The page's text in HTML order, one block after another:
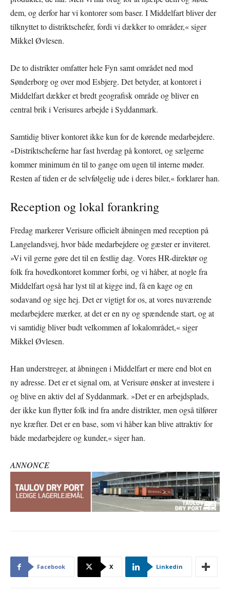
dem, og derfor har vi kontorer som baser. I Middelfart bliver der
tilknyttet to distriktschefer, fordi vi dækker to områder,« siger
Mikkel Øvlesen.
De to distrikter omfatter hele Fyn samt området ned mod
Sønderborg og over mod Esbjerg. Det betyder, at kontoret i
Middelfart dækker et bredt geografisk område og bliver en
central brik i Verisures arbejde i Syddanmark.
Samtidig bliver kontoret ikke kun for de kørende medarbejdere.
»Distriktscheferne har fast hverdag på kontoret, og sælgerne
kommer minimum én til to gange om ugen til interne møder.
Resten af tiden er de selvfølgelig ude i deres biler,« forklarer han.
Reception og lokal forankring
Fredag markerer Verisure officielt åbningen med reception på
Langelandsvej, hvor både medarbejdere og gæster er inviteret.
»Vi vil gerne gøre det til en festlig dag. Vores HR-direktør og
folk fra hovedkontoret kommer forbi, og vi håber, at nogle fra
Middelfart også har lyst til at kigge ind, få en kage og en
sodavand og sige hej. Det er vigtigt for os, at vores nuværende
medarbejdere mærker, at det er en ny og spændende start, og at
vi samtidig bliver budt velkommen af lokalområdet,« siger
Mikkel Øvlesen.
Han understreger, at åbningen i Middelfart er mere end blot en
ny adresse. Det er et signal om, at Verisure ønsker at investere i
og blive en aktiv del af Syddanmark. »Det er en arbejdsplads,
der ikke kun flytter folk ind fra andre distrikter, men også tilfører
nye kræfter. Det er en base, som vi håber kan blive attraktiv for
både medarbejdere og kunder,« siger han.
ANNONCE
Facebook X Linkedin